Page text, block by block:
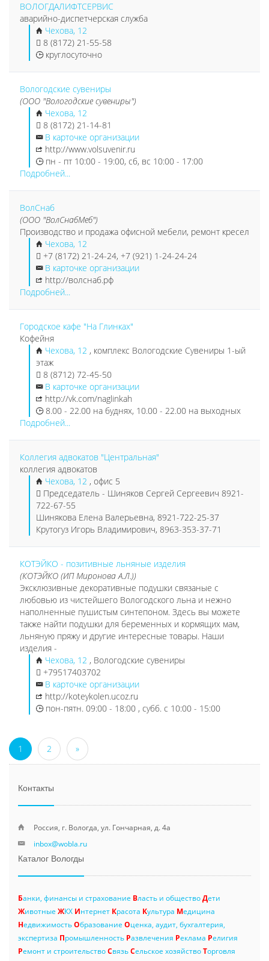
ВОЛОГДАЛИФТСЕРВИС
аварийно-диспетчерская служба
Чехова, 12
8 (8172) 21-55-58
круглосуточно
Вологодские сувениры
(ООО "Вологодские сувениры")
Чехова, 12
8 (8172) 21-14-81
В карточке организации
http://www.volsuvenir.ru
пн - пт 10:00 - 19:00, сб, вс 10:00 - 17:00
Подробней...
ВолСнаб
(ООО "ВолСнабМеб")
Производство и продажа офисной мебели, ремонт кресел
Чехова, 12
+7 (8172) 21-24-24, +7 (921) 1-24-24-24
В карточке организации
http://волснаб.рф
Подробней...
Городское кафе "На Глинках"
Кофейня
Чехова, 12 , комплекс Вологодские Сувениры 1-ый
этаж
8 (8712) 72-45-50
В карточке организации
http://vk.com/naglinkah
8.00 - 22.00 на буднях, 10.00 - 22.00 на выходных
Подробней...
Коллегия адвокатов "Центральная"
коллегия адвокатов
Чехова, 12 , офис 5
Председатель - Шиняков Сергей Сергеевич 8921-
722-67-55
Шинякова Елена Валерьевна, 8921-722-25-37
Крутогуз Игорь Владимирович, 8963-353-37-71
КОТЭЙКО - позитивные льняные изделия
(КОТЭЙКО (ИП Миронова А.Л.))
Эксклюзивные декоративные подушки связаные с
любовью из чистейшего Вологодского льна и нежно
наполненные пушистым синтепоном. Здесь вы можете
также найти подушки для беременных и кормящих мам,
льняную пряжу и другие интересные товары. Наши
изделия -
Чехова, 12 , Вологодские сувениры
+79517403702
В карточке организации
http://koteykolen.ucoz.ru
пон-пятн. 09:00 - 18:00 , субб. с 10:00 - 15:00
1 2 »
Контакты
Россия, г. Вологда, ул. Гончарная, д. 4а
inbox@wobla.ru
Каталог Вологды
Банки, финансы и страхование Власть и обществоДети
Животные ЖКХ Интернет Красота Культура Медицина
НедвижимостьОбразование Оценка, аудит, бухгалтерия,
экспертиза Промышленность Развлечения Реклама Религия
Ремонт и строительствоСвязьСельское хозяйствоТорговля